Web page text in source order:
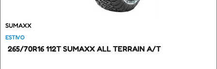
SUMAXX
ESTIVO
265/70R16 112T SUMAXX ALL TERRAIN A/T